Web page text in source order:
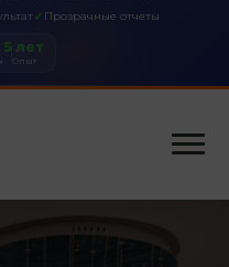
✓ Прозрачные отчеты
5 лет
Опыт